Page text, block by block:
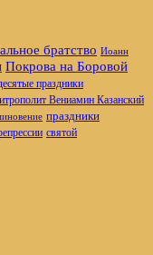
братство Иоанн
Покрова на Боровой
праздники
Вениамин Казанский
праздники
святой